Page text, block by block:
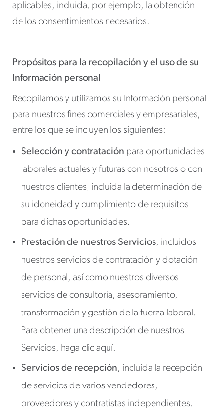
aplicables, incluida, por ejemplo, la obtención
de los consentimientos necesarios.
Propósitos para la recopilación y el uso de su
Información personal
Recopilamos y utilizamos su Información personal
para nuestros fines comerciales y empresariales,
entre los que se incluyen los siguientes:
Selección y contratación para oportunidades
laborales actuales y futuras con nosotros o con
nuestros clientes, incluida la determinación de
su idoneidad y cumplimiento de requisitos
para dichas oportunidades.
Prestación de nuestros Servicios, incluidos
nuestros servicios de contratación y dotación
de personal, así como nuestros diversos
servicios de consultoría, asesoramiento,
transformación y gestión de la fuerza laboral.
Para obtener una descripción de nuestros
Servicios, haga clic aquí.
Servicios de recepción, incluida la recepción
de servicios de varios vendedores,
proveedores y contratistas independientes.